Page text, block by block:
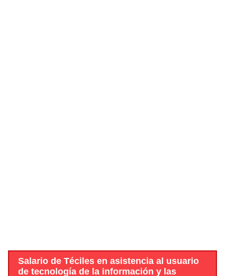
Salario de Téciles en asistencia al usuario
de tecnología de la información y las